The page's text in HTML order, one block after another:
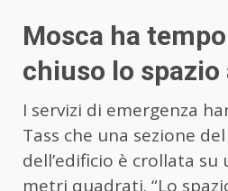
Mosca ha
chiuso lo spazio
I servizi di emergenza
Tass che una sezione
dell’edificio è crollata su
metri quadrati. “Lo